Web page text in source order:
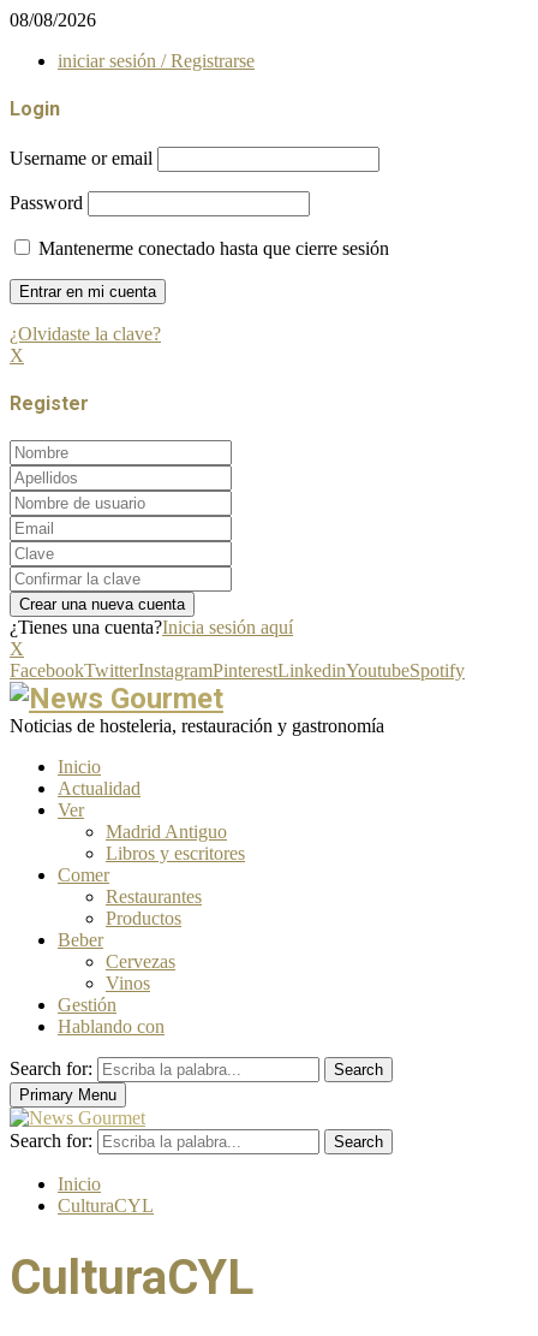
08/08/2026
iniciar sesión / Registrarse
Login
Username or email
Password
Mantenerme conectado hasta que cierre sesión
¿Olvidaste la clave?
X
Register
¿Tienes una cuenta?Inicia sesión aquí
X
FacebookTwitterInstagramPinterestLinkedinYoutubeSpotify
Noticias de hosteleria, restauración y gastronomía
Inicio
Actualidad
Ver
Madrid Antiguo
Libros y escritores
Comer
Restaurantes
Productos
Beber
Cervezas
Vinos
Gestión
Hablando con
Search for:
Search
Primary Menu
Search for: Search
Inicio
CulturaCYL
CulturaCYL